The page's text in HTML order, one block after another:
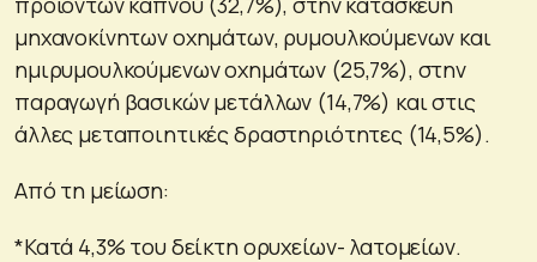
μηχανοκίνητων οχημάτων, ρυμουλκούμενων και
ημιρυμουλκούμενων οχημάτων (25,7%), στην
παραγωγή βασικών μετάλλων (14,7%) και στις
άλλες μεταποιητικές δραστηριότητες (14,5%).
Από τη μείωση:
*Κατά 4,3% του δείκτη ορυχείων- λατομείων.